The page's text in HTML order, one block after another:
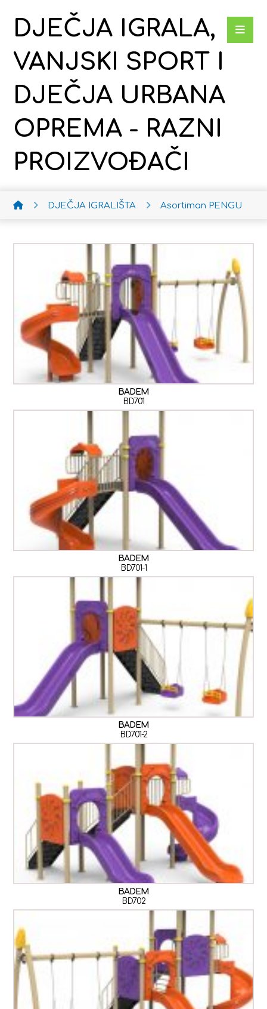
DJEČJA IGRALA,
VANJSKI SPORT I
DJEČJA URBANA
OPREMA - RAZNI
PROIZVOĐAČI
DJEČJA IGRALIŠTA Asortiman PENGU
BADEM
BD701
BADEM
BD701-1
BADEM
BD701-2
BADEM
BD702